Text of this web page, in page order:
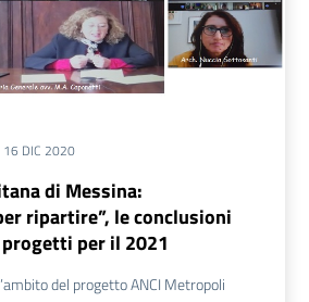
16 DIC 2020
di Messina:
ripartire”, le conclusioni
per il 2021
del progetto ANCI Metropoli